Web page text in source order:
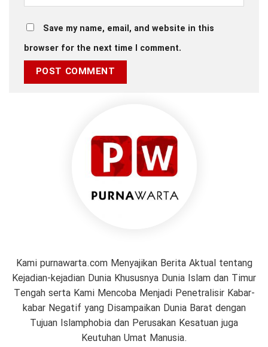
Save my name, email, and website in this
browser for the next time I comment.
Kami purnawarta.com Menyajikan Berita Aktual tentang
Kejadian-kejadian Dunia Khususnya Dunia Islam dan Timur
Tengah serta Kami Mencoba Menjadi Penetralisir Kabar-
kabar Negatif yang Disampaikan Dunia Barat dengan
Tujuan Islamphobia dan Perusakan Kesatuan juga
Keutuhan Umat Manusia.